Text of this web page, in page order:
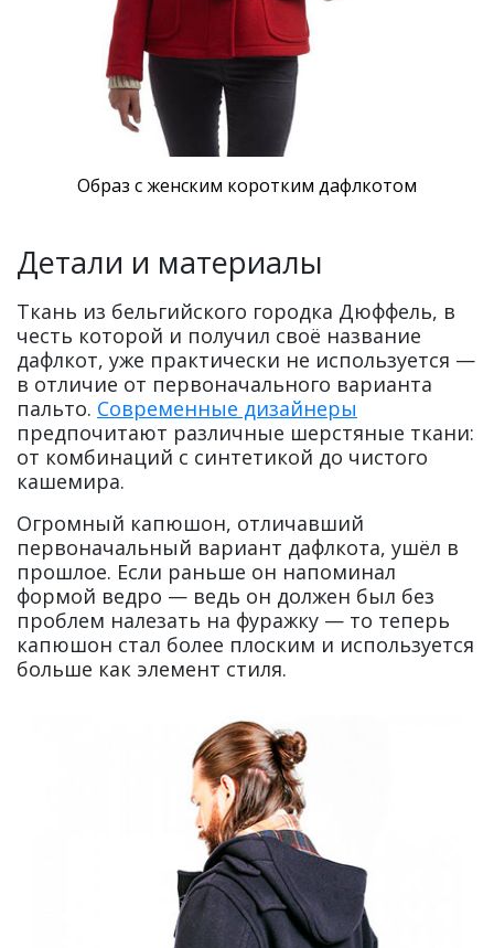
Образ с женским коротким дафлкотом
Детали и материалы
Ткань из бельгийского городка Дюффель, в
честь которой и получил своё название
дафлкот, уже практически не используется —
в отличие от первоначального варианта
пальто. Современные дизайнеры
предпочитают различные шерстяные ткани:
от комбинаций с синтетикой до чистого
кашемира.
Огромный капюшон, отличавший
первоначальный вариант дафлкота, ушёл в
прошлое. Если раньше он напоминал
формой ведро — ведь он должен был без
проблем налезать на фуражку — то теперь
капюшон стал более плоским и используется
больше как элемент стиля.